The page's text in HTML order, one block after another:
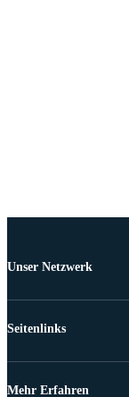
Unser Netzwerk
Seitenlinks
Mehr Erfahren